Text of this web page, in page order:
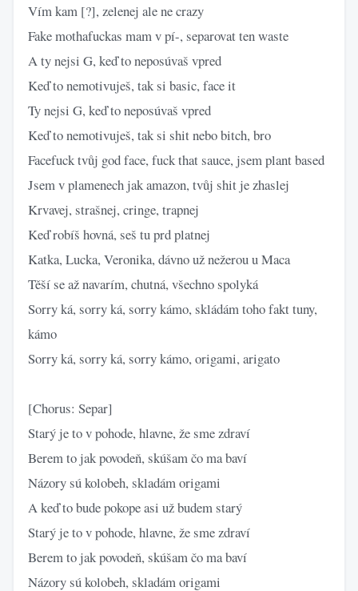
Vím kam [?], zelenej ale ne crazy
Fake mothafuckas mam v pí-, separovat ten waste
A ty nejsi G, keď to neposúvaš vpred
Keď to nemotivuješ, tak si basic, face it
Ty nejsi G, keď to neposúvaš vpred
Keď to nemotivuješ, tak si shit nebo bitch, bro
Facefuck tvůj god face, fuck that sauce, jsem plant based
Jsem v plamenech jak amazon, tvůj shit je zhaslej
Krvavej, strašnej, cringe, trapnej
Keď robíš hovná, seš tu prd platnej
Katka, Lucka, Veronika, dávno už nežerou u Maca
Těší se až navarím, chutná, všechno spolyká
Sorry ká, sorry ká, sorry kámo, skládám toho fakt tuny,
kámo
Sorry ká, sorry ká, sorry kámo, origami, arigato
[Chorus: Separ]
Starý je to v pohode, hlavne, že sme zdraví
Berem to jak povodeň, skúšam čo ma baví
Názory sú kolobeh, skladám origami
A keď to bude pokope asi už budem starý
Starý je to v pohode, hlavne, že sme zdraví
Berem to jak povodeň, skúšam čo ma baví
Názory sú kolobeh, skladám origami